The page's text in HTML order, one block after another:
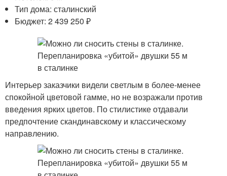
Тип дома: сталинский
Бюджет: 2 439 250 ₽
Интерьер заказчики видели светлым в более-менее
спокойной цветовой гамме, но не возражали против
введения ярких цветов. По стилистике отдавали
предпочтение скандинавскому и классическому
направлению.